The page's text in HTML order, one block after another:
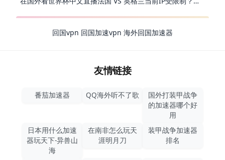
回国vpn 回国加速vpn 海外回国加速器
友情链接
番茄加速器 QQ海外听不了歌
国外打装甲战争
的加速器哪个好
用
日本用什么加速
器玩天下-异兽山
海
在南非怎么玩天
涯明月刀
装甲战争加速器
排名